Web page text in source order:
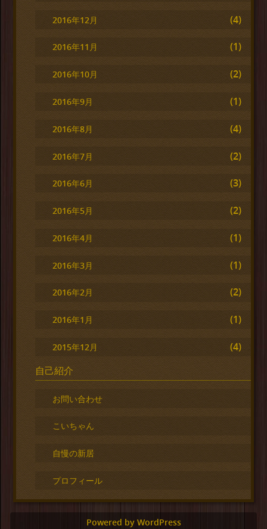
2016年12月 (4)
2016年11月 (1)
2016年10月 (2)
2016年9月 (1)
2016年8月 (4)
2016年7月 (2)
2016年6月 (3)
2016年5月 (2)
2016年4月 (1)
2016年3月 (1)
2016年2月 (2)
2016年1月 (1)
2015年12月
(4)
自己紹介
お問い合わせ
こいちゃん
自慢の新居
プロフィール
Powered by WordPress